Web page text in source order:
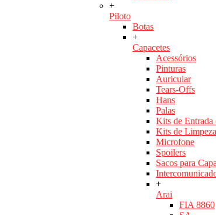
+
Piloto
Botas
+
Capacetes
Acessórios
Pinturas
Auricular
Tears-Offs
Hans
Palas
Kits de Entrada
Kits de Limpeza
Microfone
Spoilers
Sacos para
+
Arai
FIA 8860